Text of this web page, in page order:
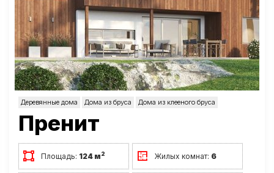
Деревянные дома Дома из бруса Дома из клееного бруса
Пренит
Площадь: 124 м2 Жилых комнат: 6